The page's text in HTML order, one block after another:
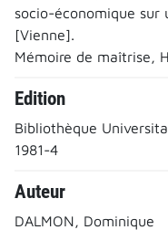
socio-économique sur
[Vienne].
Mémoire de maîtrise,
Edition
Bibliothèque
1981-4
Auteur
DALMON, Dominique